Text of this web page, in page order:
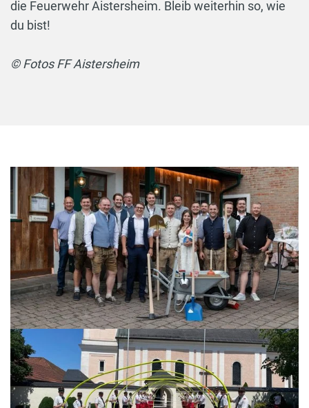
die Feuerwehr Aistersheim. Bleib weiterhin so, wie
du bist!
© Fotos FF Aistersheim